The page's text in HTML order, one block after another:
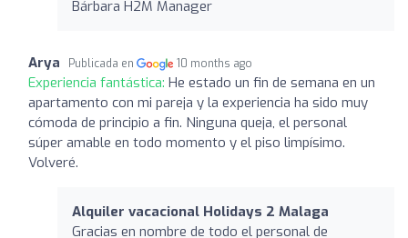
Bárbara H2M Manager
Arya Publicada en 10 months ago
Experiencia fantástica: He estado un fin de semana en un
apartamento con mi pareja y la experiencia ha sido muy
cómoda de principio a fin. Ninguna queja, el personal
súper amable en todo momento y el piso limpísimo.
Volveré.
Alquiler vacacional Holidays 2 Malaga
Gracias en nombre de todo el personal de